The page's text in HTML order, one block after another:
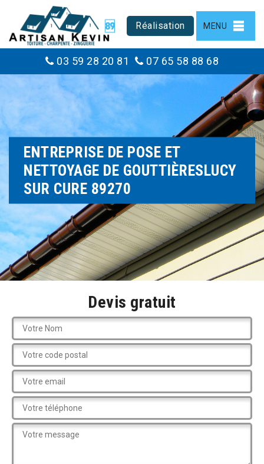
Réalisation MENU
03 59 28 20 81 07 65 58 88 68
ENTREPRISE DE POSE ET
NETTOYAGE DE GOUTTIÈRESLUCY
SUR CURE 89270
Devis gratuit